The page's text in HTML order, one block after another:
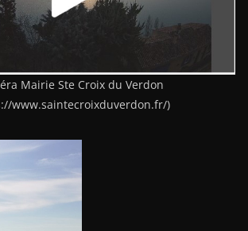
Mairie Ste Croix du Verdon
www.saintecroixduverdon.fr/)